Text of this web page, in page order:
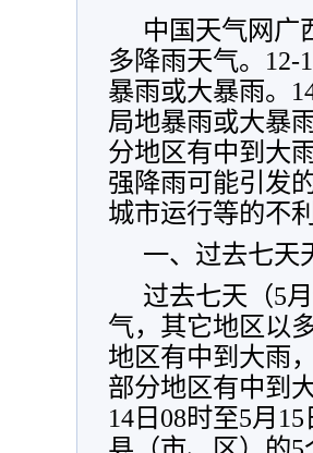
中国天气网广
多降雨天气。12-
暴雨或大暴雨。
局地暴雨或大暴
分地区有中到大
强降雨可能引发
城市运行等的不
一、过去七天
过去七天（5
气，其它地区以
地区有中到大雨
部分地区有中到
14日08时至5月